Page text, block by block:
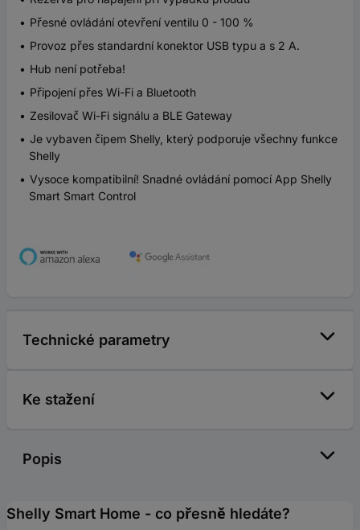
Přesné ovládání otevření ventilu 0 - 100 %
Provoz přes standardní konektor USB typu a s 2 A.
Hub není potřeba!
Připojení přes Wi-Fi a Bluetooth
Zesilovač Wi-Fi signálu a BLE Gateway
Je vybaven čipem Shelly, který podporuje všechny funkce
Shelly
Vysoce kompatibilní! Snadné ovládání pomocí App Shelly
Smart Smart Control
Technické parametry
Ke stažení
Popis
Shelly Smart Home - co přesně hledáte?